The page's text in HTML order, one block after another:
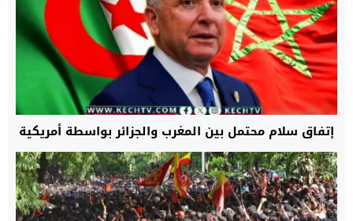
إتفاق سلام محتمل بين المغرب والجزائر بواسطة أمريكية